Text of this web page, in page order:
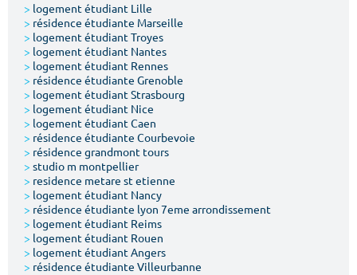
Votre date d'entrée
Chercher
> logement étudiant Lille
> résidence étudiante Marseille
> logement étudiant Troyes
> logement étudiant Nantes
> logement étudiant Rennes
> résidence étudiante Grenoble
> logement étudiant Strasbourg
> logement étudiant Nice
> logement étudiant Caen
> résidence étudiante Courbevoie
> résidence grandmont tours
> studio m montpellier
> residence metare st etienne
> logement étudiant Nancy
> résidence étudiante lyon 7eme arrondissement
> logement étudiant Reims
> logement étudiant Rouen
> logement étudiant Angers
> résidence étudiante Villeurbanne